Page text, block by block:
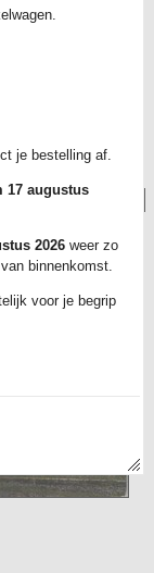
1 per bestelling.
plastic
kaarten!
je bestelling af.
17 augustus
2026weer zo
binnenkomst.
voor je begrip